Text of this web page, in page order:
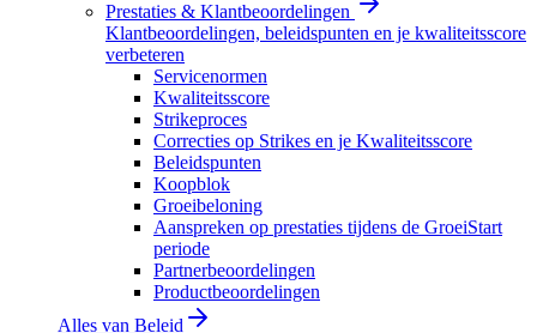
Prestaties & Klantbeoordelingen
Klantbeoordelingen, beleidspunten en je kwaliteitsscore
verbeteren
Servicenormen
Kwaliteitsscore
Strikeproces
Correcties op Strikes en je Kwaliteitsscore
Beleidspunten
Koopblok
Groeibeloning
Aanspreken op prestaties tijdens de GroeiStart
periode
Partnerbeoordelingen
Productbeoordelingen
Alles van Beleid